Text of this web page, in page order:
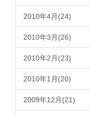
2010年4月(24)
2010年3月(26)
2010年2月(23)
2010年1月(20)
2009年12月(21)